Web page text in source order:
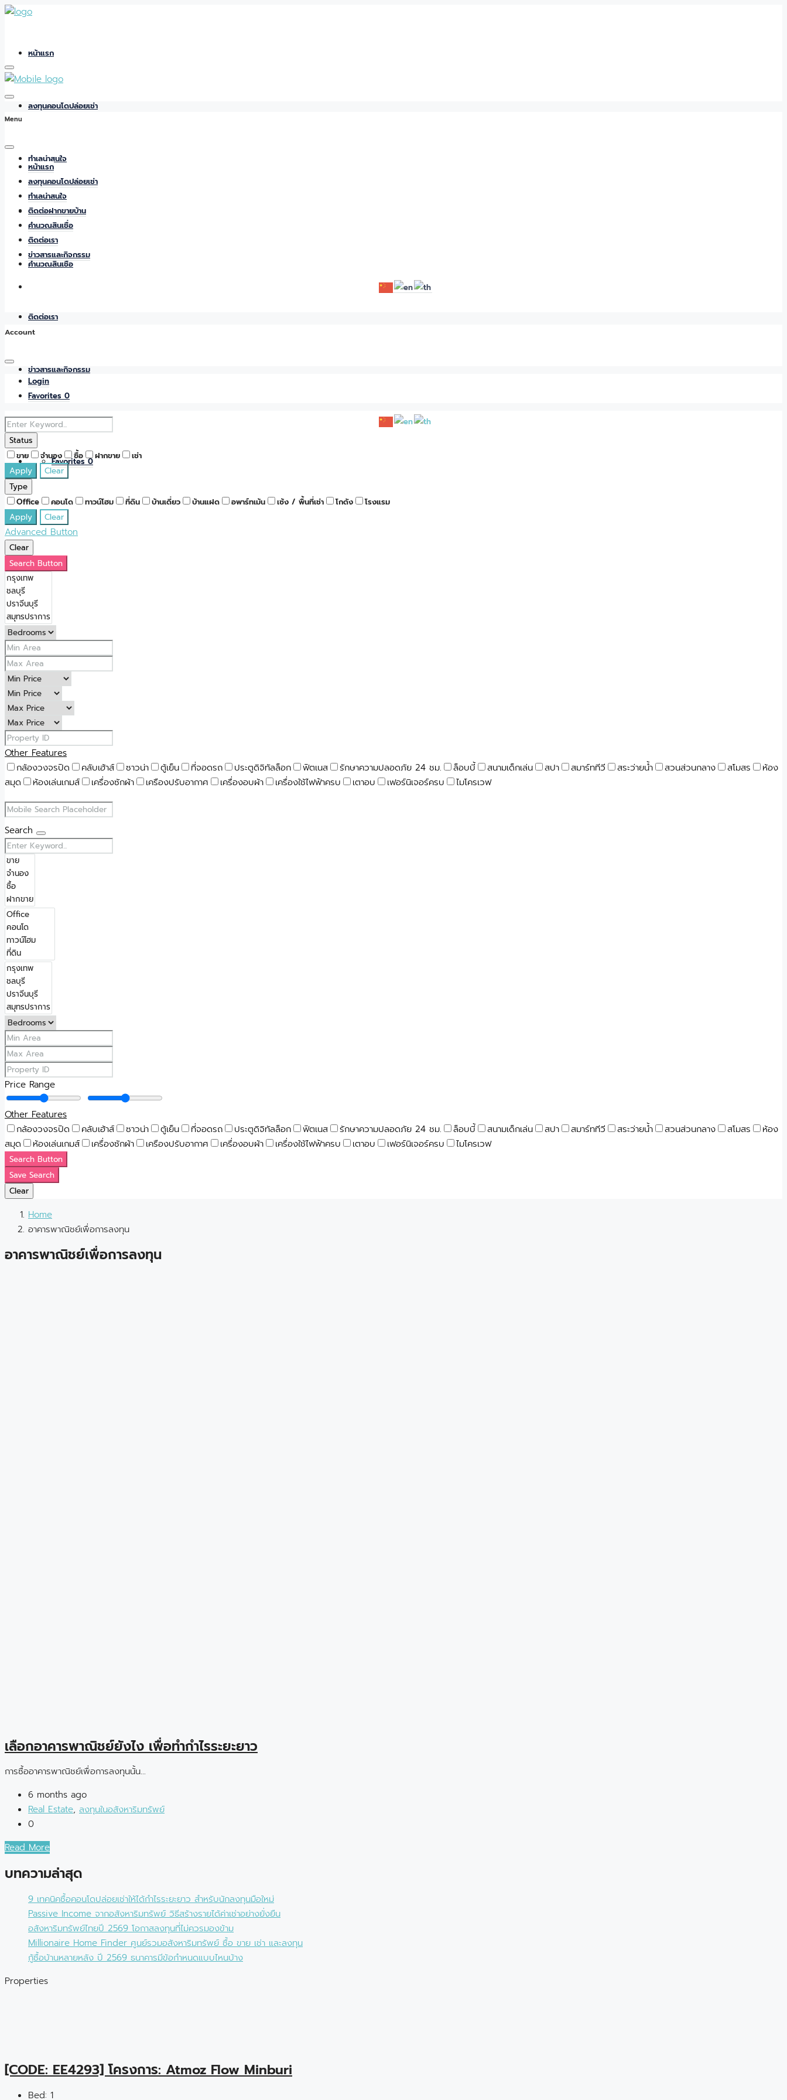
หน้าแรก
ลงทุนคอนโดปล่อยเช่า
ทำเลน่าสนใจ
ติดต่อฝากขายบ้าน
คำนวณสินเชื่อ
ติดต่อเรา
ข่าวสารและกิจกรรม
Favorites0
Menu
หน้าแรก
ลงทุนคอนโดปล่อยเช่า
ทำเลน่าสนใจ
ติดต่อฝากขายบ้าน
คำนวณสินเชื่อ
ติดต่อเรา
ข่าวสารและกิจกรรม
Account
Login
Favorites 0
Status
ขาย จำนอง ซื้อ ฝากขาย เช่า
Apply
Clear
Type
Office คอนโด ทาวน์โฮม ที่ดิน บ้านเดี่ยว บ้านแฝด อพาร์ทเม้น เซ้ง / พื้นที่เช่า โกดัง โรงแรม
Apply Clear
Advanced Button
Clear
Search Button
Other Features
กล้องวงจรปิด
คลับเฮ้าส์ ซาวน่า ตู้เย็น ที่จอดรถ ประตูดิจิทัลล็อก ฟิตเนส รักษาความปลอดภัย 24 ชม. ล็อบบี้ สนามเด็กเล่น สปา สมาร์ททีวี สระว่ายน้ำ สวนส่วนกลาง สโมสร
ห้อง
สมุด
ห้องเล่นเกมส์ เครื่องซักผ้า เครืองปรับอากาศ เครื่องอบผ้า เครื่องใช้ไฟฟ้าครบ เตาอบ เฟอร์นิเจอร์ครบ ไมโครเวฟ
Search
Price Range
Other Features
กล้องวงจรปิด
คลับเฮ้าส์ ซาวน่า ตู้เย็น ที่จอดรถ ประตูดิจิทัลล็อก ฟิตเนส รักษาความปลอดภัย 24 ชม. ล็อบบี้ สนามเด็กเล่น สปา สมาร์ททีวี สระว่ายน้ำ สวนส่วนกลาง สโมสร
ห้อง
สมุด
ห้องเล่นเกมส์ เครื่องซักผ้า เครืองปรับอากาศ เครื่องอบผ้า เครื่องใช้ไฟฟ้าครบ เตาอบ เฟอร์นิเจอร์ครบ ไมโครเวฟ
Search Button
Save Search
Clear
Home
อาคารพาณิชย์เพื่อการลงทุน
อาคารพาณิชย์เพื่อการลงทุน
เลือกอาคารพาณิชย์ยังไง เพื่อทำกำไรระยะยาว
การซื้ออาคารพาณิชย์เพื่อการลงทุนนั้น...
6 months ago
Real Estate, ลงทุนในอสังหาริมทรัพย์
0
Read More
บทความล่าสุด
9 เทคนิคซื้อคอนโดปล่อยเช่าให้ได้กำไรระยะยาว สำหรับนักลงทุนมือใหม่
Passive Income จากอสังหาริมทรัพย์ วิธีสร้างรายได้ค่าเช่าอย่างยั่งยืน
อสังหาริมทรัพย์ไทยปี 2569 โอกาสลงทุนที่ไม่ควรมองข้าม
Millionaire Home Finder ศูนย์รวมอสังหาริมทรัพย์ ซื้อ ขาย เช่า และลงทุน
กู้ซื้อบ้านหลายหลัง ปี 2569 ธนาคารมีข้อกำหนดแบบไหนบ้าง
Properties
[CODE: EE4293] โครงการ: Atmoz Flow Minburi
Bed: 1